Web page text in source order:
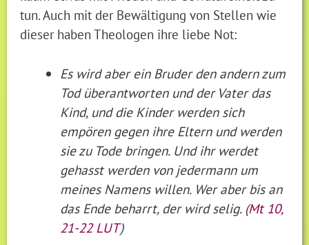
tun. Auch mit der Bewältigung von Stellen wie
dieser haben Theologen ihre liebe Not:
Es wird aber ein Bruder den andern zum
Tod überantworten und der Vater das
Kind, und die Kinder werden sich
empören gegen ihre Eltern und werden
sie zu Tode bringen. Und ihr werdet
gehasst werden von jedermann um
meines Namens willen. Wer aber bis an
das Ende beharrt, der wird selig. (Mt 10,
21-22 LUT)